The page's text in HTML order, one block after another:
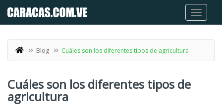
Blog Cuáles son los diferentes tipos de agricultura
Cuáles son los diferentes tipos de
agricultura